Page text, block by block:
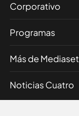
Corporativo
Programas
Más de Mediaset
Noticias Cuatro